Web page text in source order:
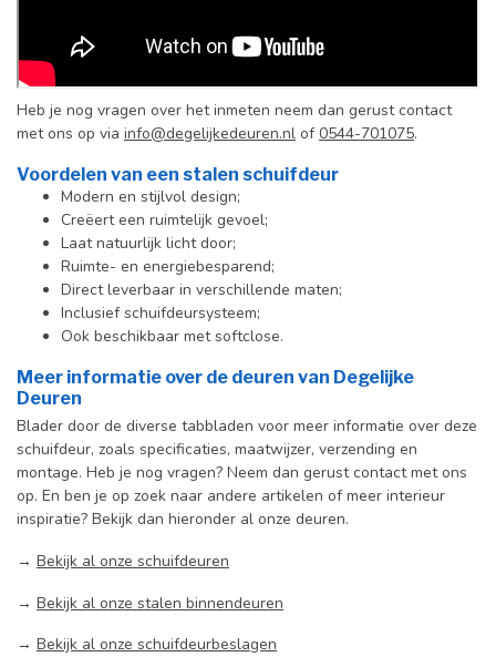
Heb je nog vragen over het inmeten neem dan gerust contact
met ons op via info@degelijkedeuren.nl of0544-701075.
Voordelen van een stalen schuifdeur
Modern en stijlvol design;
Creëert een ruimtelijk gevoel;
Laat natuurlijk licht door;
Ruimte- en energiebesparend;
Direct leverbaar in verschillende maten;
Inclusief schuifdeursysteem;
Ook beschikbaar met softclose.
Meer informatie over de deuren van Degelijke
Deuren
Blader door de diverse tabbladen voor meer informatie over deze
schuifdeur, zoals specificaties, maatwijzer, verzending en
montage. Heb je nog vragen? Neem dan gerust contact met ons
op. En ben je op zoek naar andere artikelen of meer interieur
inspiratie? Bekijk dan hieronder al onze deuren.
→ Bekijk al onze schuifdeuren
→ Bekijk al onze stalen binnendeuren
→ Bekijk al onze schuifdeurbeslagen